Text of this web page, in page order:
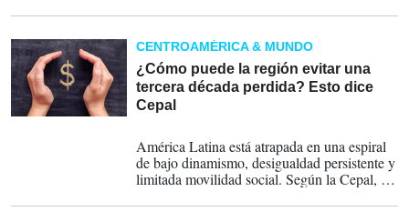
CENTROAMÉRICA & MUNDO
¿Cómo puede la región evitar una
tercera década perdida? Esto dice
Cepal
América Latina está atrapada en una espiral
de bajo dinamismo, desigualdad persistente y
limitada movilidad social. Según la Cepal, la
nuevo enfoque del desarrollo productivo.